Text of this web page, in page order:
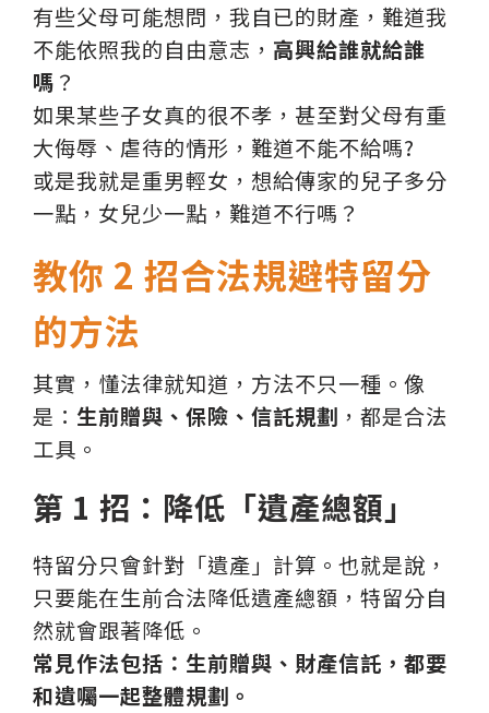
有些父母可能想問，我自已的財產，難道我
不能依照我的自由意志， 高興給誰就給誰
嗎 ？
如果某些子女真的很不孝，甚至對父母有重
大侮辱、虐待的情形，難道不能不給嗎?
或是我就是重男輕女，想給傳家的兒子多分
一點，女兒少一點，難道不行嗎？
教你 2 招合法規避特留分
的方法
其實，懂法律就知道，方法不只一種。像
是： 生前贈與、保險、信託規劃 ，都是合法
工具。
第 1 招：降低「遺產總額」
特留分只會針對「遺產」計算。也就是說，
只要能在生前合法降低遺產總額，特留分自
然就會跟著降低。
常見作法包括：生前贈與、財產信託，都要
和遺囑一起整體規劃。